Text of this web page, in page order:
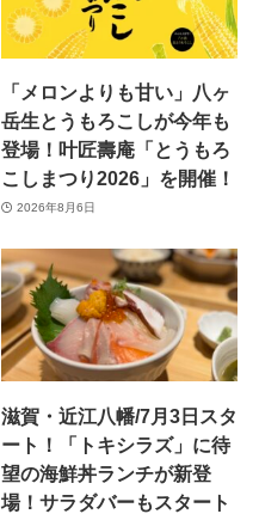
「メロンよりも甘い」八ヶ
岳生とうもろこしが今年も
登場！叶匠壽庵「とうもろ
こしまつり2026」を開催！
2026年8月6日
滋賀・近江八幡/7月3日スタ
ート！「トキシラズ」に待
望の海鮮丼ランチが新登
場！サラダバーもスタート